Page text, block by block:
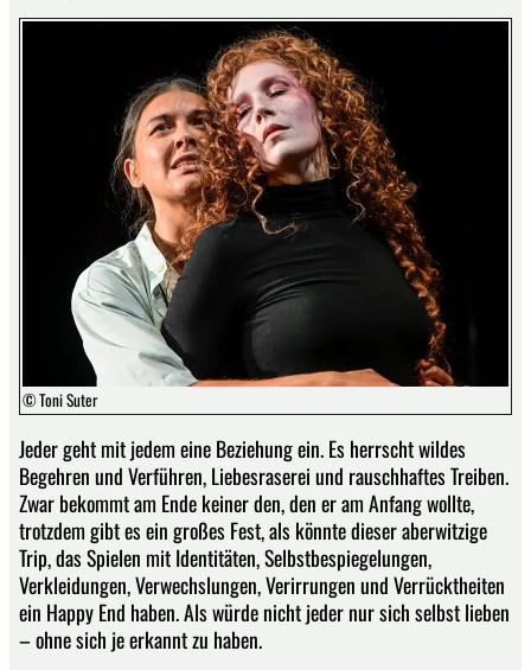
© Toni Suter
Jeder geht mit jedem eine Beziehung ein. Es herrscht wildes
Begehren und Verführen, Liebesraserei und rauschhaftes Treiben.
Zwar bekommt am Ende keiner den, den er am Anfang wollte,
trotzdem gibt es ein großes Fest, als könnte dieser aberwitzige
Trip, das Spielen mit Identitäten, Selbstbespiegelungen,
Verkleidungen, Verwechslungen, Verirrungen und Verrücktheiten
ein Happy End haben. Als würde nicht jeder nur sich selbst lieben
– ohne sich je erkannt zu haben.